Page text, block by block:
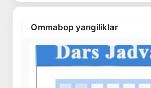
Ommabop yangiliklar